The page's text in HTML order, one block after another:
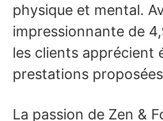
physique et mental.
impressionnante de
les clients apprécient
prestations
La passion de Zen &